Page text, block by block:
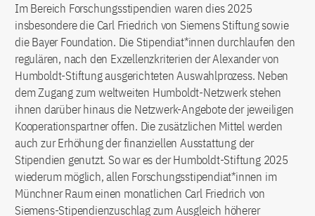
Im Bereich Forschungsstipendien waren dies 2025
insbesondere die Carl Friedrich von Siemens Stiftung sowie
die Bayer Foundation. Die Stipendiat*innen durchlaufen den
regulären, nach den Exzellenzkriterien der Alexander von
Humboldt-Stiftung ausgerichteten Auswahlprozess. Neben
dem Zugang zum weltweiten Humboldt-Netzwerk stehen
ihnen darüber hinaus die Netzwerk-Angebote der jeweiligen
Kooperationspartner offen. Die zusätzlichen Mittel werden
auch zur Erhöhung der finanziellen Ausstattung der
Stipendien genutzt. So war es der Humboldt-Stiftung 2025
wiederum möglich, allen Forschungsstipendiat*innen im
Münchner Raum einen monatlichen Carl Friedrich von
Siemens-Stipendienzuschlag zum Ausgleich höherer